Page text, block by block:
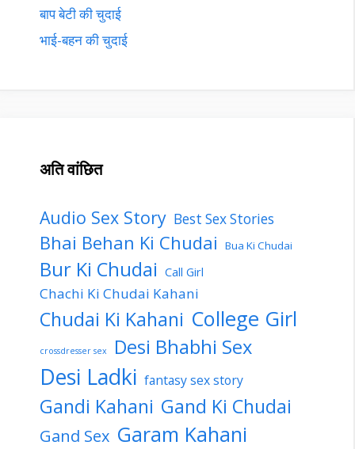
बाप बेटी की चुदाई
भाई-बहन की चुदाई
अति वांछित
Audio Sex Story Best Sex Stories
Bhai Behan Ki Chudai Bua Ki Chudai
Bur Ki Chudai Call Girl
Chachi Ki Chudai Kahani
Chudai Ki Kahani College Girl
crossdresser sex Desi Bhabhi Sex
Desi Ladki fantasy sex story
Gandi Kahani Gand Ki Chudai
Gand Sex Garam Kahani